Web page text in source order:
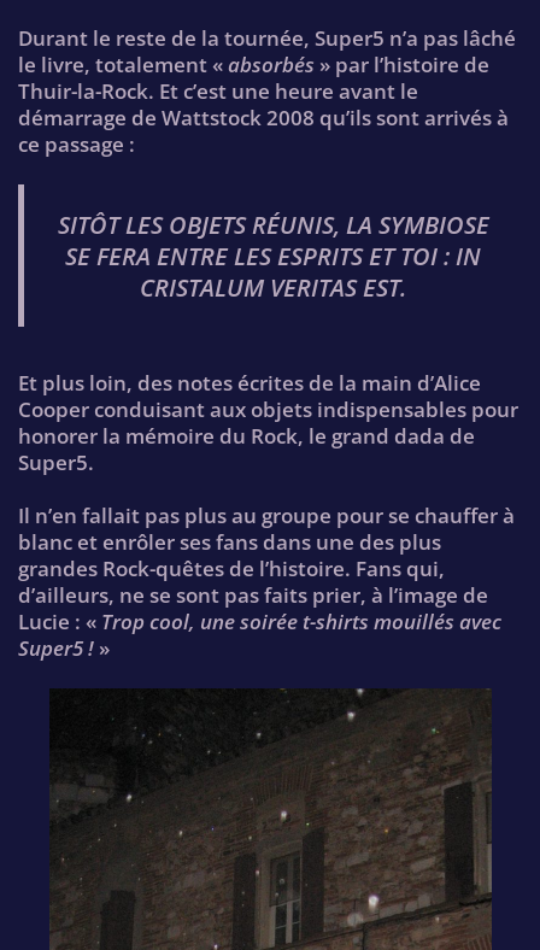
Durant le reste de la tournée, Super5 n’a pas lâché
le livre, totalement «absorbés » par l’histoire de
Thuir-la-Rock. Et c’est une heure avant le
démarrage de Wattstock 2008 qu’ils sont arrivés à
ce passage :
SITÔT LES OBJETS RÉUNIS, LA SYMBIOSE
SE FERA ENTRE LES ESPRITS ET TOI : IN
CRISTALUM VERITAS EST.
Et plus loin, des notes écrites de la main d’Alice
Cooper conduisant aux objets indispensables pour
honorer la mémoire du Rock, le grand dada de
Super5.
Il n’en fallait pas plus au groupe pour se chauffer à
blanc et enrôler ses fans dans une des plus
grandes Rock-quêtes de l’histoire. Fans qui,
d’ailleurs, ne se sont pas faits prier, à l’image de
Lucie : « Trop cool, une soirée t-shirts mouillés avec
Super5 ! »